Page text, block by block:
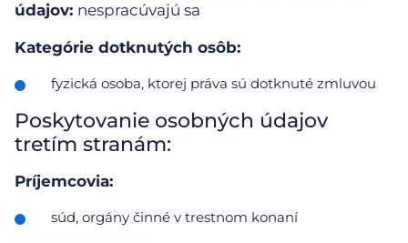
údajov: nespracúvajú sa
Kategórie dotknutých osôb:
fyzická osoba, ktorej práva sú dotknuté zmluvou
Poskytovanie osobných údajov
tretím stranám:
Príjemcovia:
súd, orgány činné v trestnom konaní